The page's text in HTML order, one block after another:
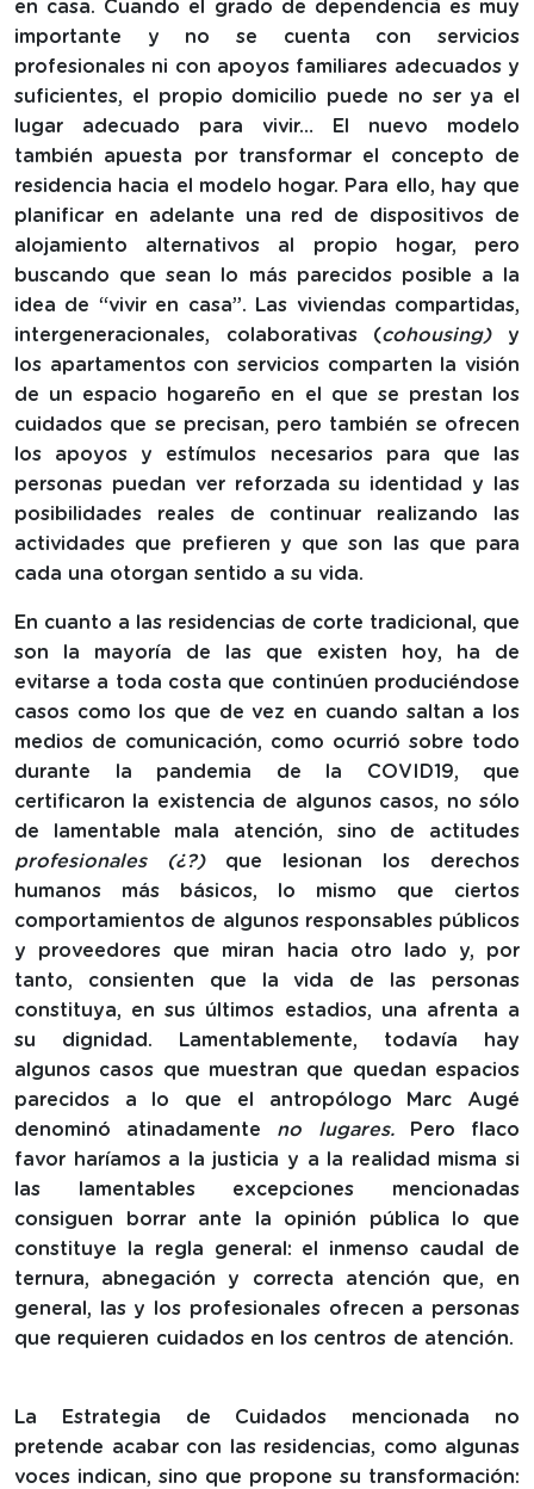
en casa. Cuando el grado de dependencia es muy
importante y no se cuenta con servicios
profesionales ni con apoyos familiares adecuados y
suficientes, el propio domicilio puede no ser ya el
lugar adecuado para vivir… El nuevo modelo
también apuesta por transformar el concepto de
residencia hacia el modelo hogar. Para ello, hay que
planificar en adelante una red de dispositivos de
alojamiento alternativos al propio hogar, pero
buscando que sean lo más parecidos posible a la
idea de “vivir en casa”. Las viviendas compartidas,
intergeneracionales, colaborativas (cohousing)y
los apartamentos con servicios comparten la visión
de un espacio hogareño en el que se prestan los
cuidados que se precisan, pero también se ofrecen
los apoyos y estímulos necesarios para que las
personas puedan ver reforzada su identidad y las
posibilidades reales de continuar realizando las
actividades que prefieren y que son las que para
cada una otorgan sentido a su vida.
En cuanto a las residencias de corte tradicional, que
son la mayoría de las que existen hoy, ha de
evitarse a toda costa que continúen produciéndose
casos como los que de vez en cuando saltan a los
medios de comunicación, como ocurrió sobre todo
durante la pandemia de la COVID19, que
certificaron la existencia de algunos casos, no sólo
de lamentable mala atención, sino de actitudes
profesionales (¿?)que lesionan los derechos
humanos más básicos, lo mismo que ciertos
comportamientos de algunos responsables públicos
y proveedores que miran hacia otro lado y, por
tanto, consienten que la vida de las personas
constituya, en sus últimos estadios, una afrenta a
su dignidad. Lamentablemente, todavía hay
algunos casos que muestran que quedan espacios
parecidos a lo que el antropólogo Marc Augé
denominó atinadamente no lugares.
Pero flaco
favor haríamos a la justicia y a la realidad misma si
las lamentables excepciones mencionadas
consiguen borrar ante la opinión pública lo que
constituye la regla general: el inmenso caudal de
ternura, abnegación y correcta atención que, en
general, las y los profesionales ofrecen a personas
que requieren cuidados en los centros de atención.
La Estrategia de Cuidados mencionada no
pretende acabar con las residencias, como algunas
voces indican, sino que propone su transformación: